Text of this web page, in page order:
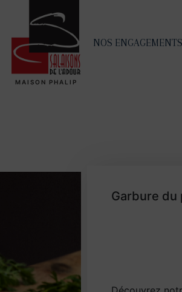
MAISON PHALIP
NOS
Garbure du